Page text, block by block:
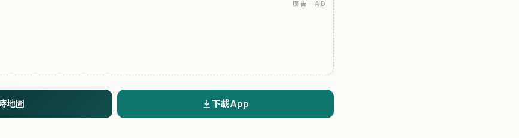
廣告 · AD
地圖 下載App